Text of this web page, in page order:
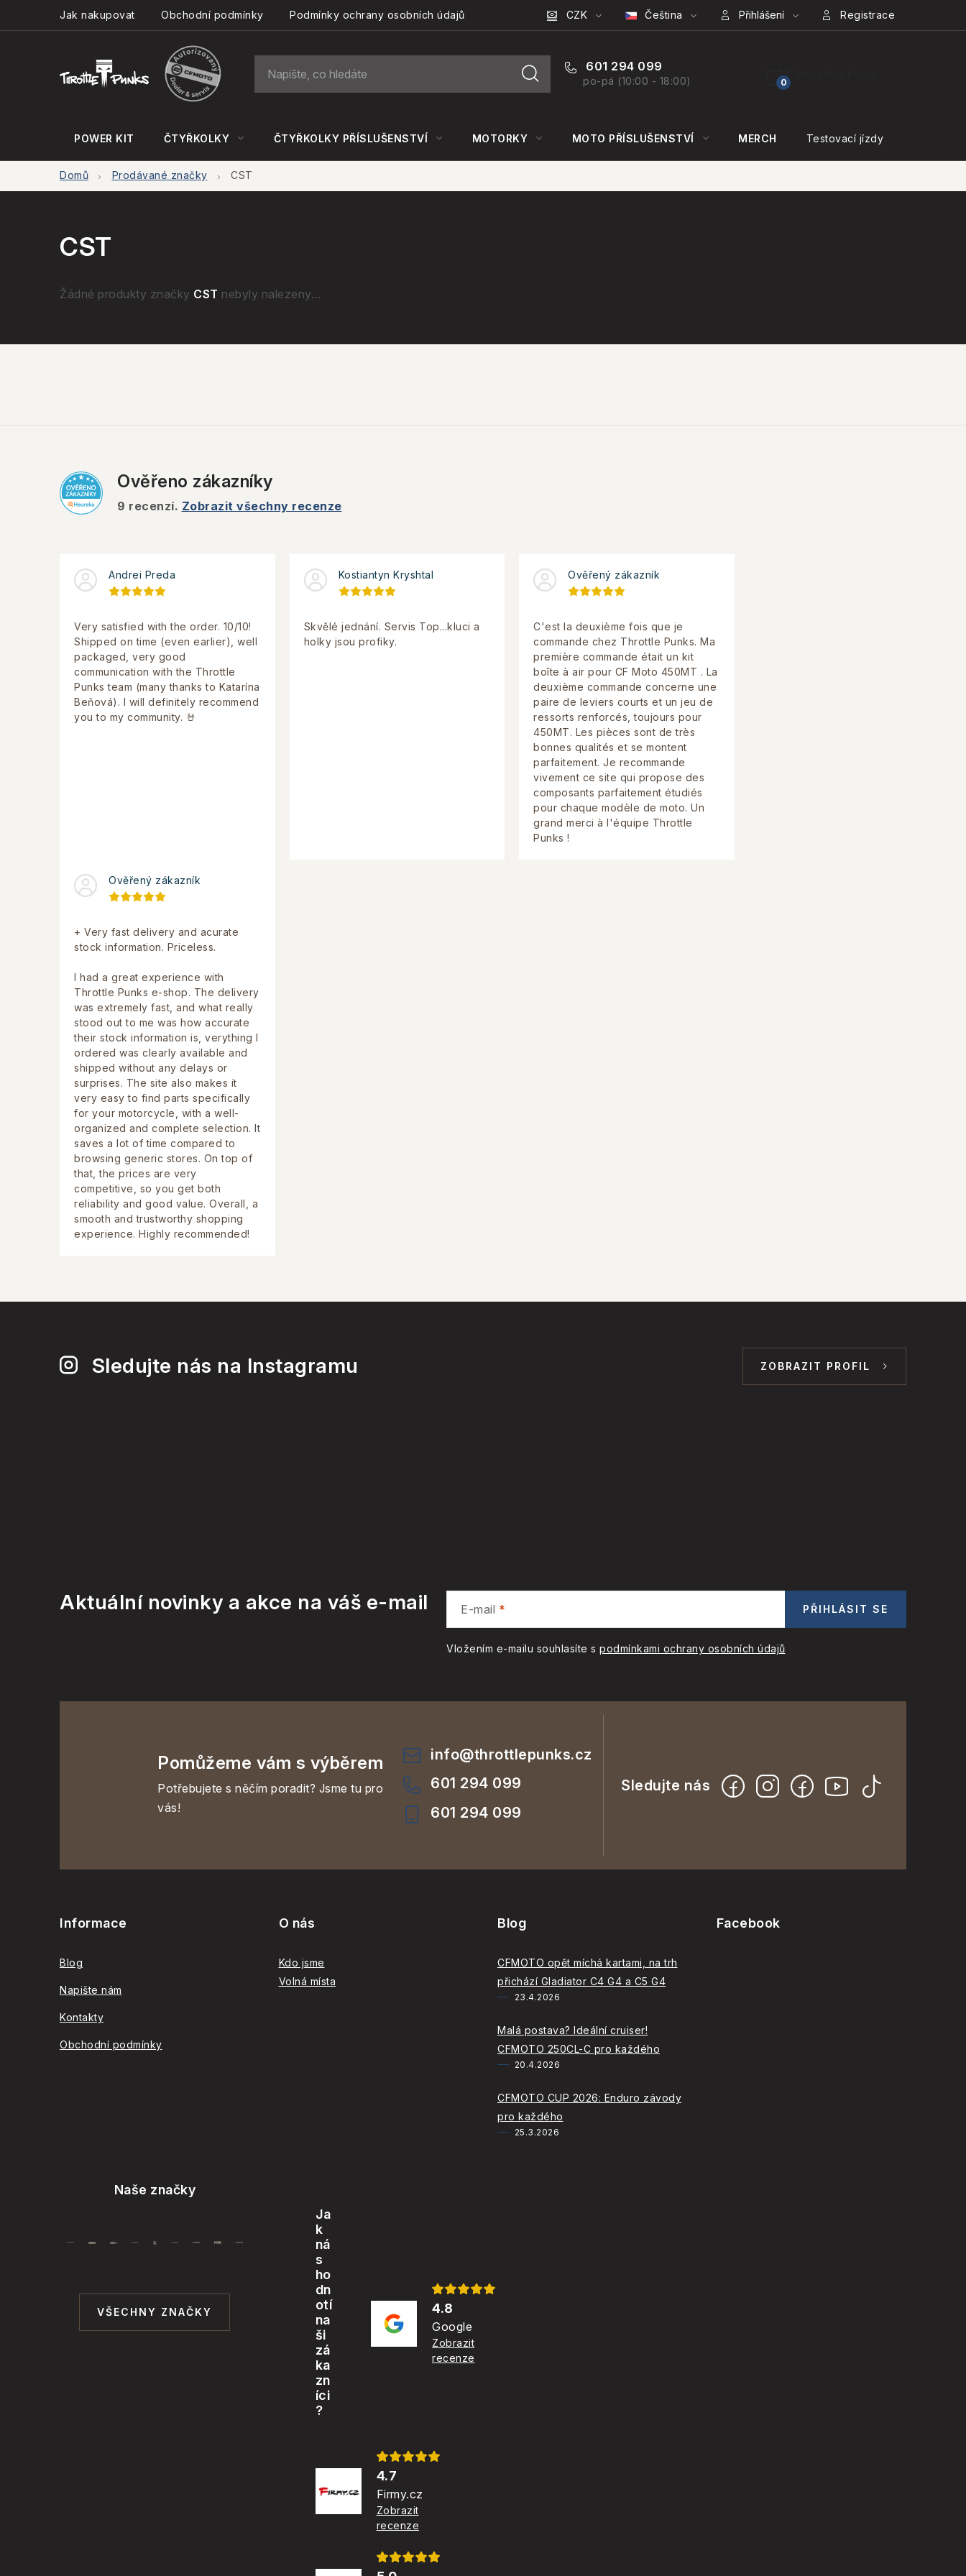
Jak nakupovat Obchodní podmínky Podmínky ochrany osobních údajů CZK Čeština Přihlášení Registrace
601 294 099
po-pá (10:00 - 18:00)
NÁKUPNÍ
POWER KIT ČTYŘKOLKY ČTYŘKOLKY PŘÍSLUŠENSTVÍ MOTORKY MOTO PŘÍSLUŠENSTVÍ MERCH Testovací jízdy
Domů Prodávané značky CST
CST
Žádné produkty značky CST nebyly nalezeny...
Ověřeno zákazníky
9 recenzí. Zobrazit všechny recenze
Andrei Preda
Very satisfied with the order. 10/10!
Shipped on time (even earlier), well
packaged, very good
communication with the Throttle
Punks team (many thanks to Katarína
Beňová). I will definitely recommend
you to my community. 🤘
Kostiantyn Kryshtal
Skvělé jednání. Servis Top...kluci a
holky jsou profiky.
Ověřený zákazník
C'est la deuxième fois que je
commande chez Throttle Punks. Ma
première commande était un kit
boîte à air pour CF Moto 450MT . La
deuxième commande concerne une
paire de leviers courts et un jeu de
ressorts renforcés, toujours pour
450MT. Les pièces sont de très
bonnes qualités et se montent
parfaitement. Je recommande
vivement ce site qui propose des
composants parfaitement étudiés
pour chaque modèle de moto. Un
grand merci à l'équipe Throttle
Punks !
Ověřený zákazník
+ Very fast delivery and acurate
stock information. Priceless.
I had a great experience with
Throttle Punks e-shop. The delivery
was extremely fast, and what really
stood out to me was how accurate
their stock information is, verything I
ordered was clearly available and
shipped without any delays or
surprises. The site also makes it
very easy to find parts specifically
for your motorcycle, with a well-
organized and complete selection. It
saves a lot of time compared to
browsing generic stores. On top of
that, the prices are very
competitive, so you get both
reliability and good value. Overall, a
smooth and trustworthy shopping
experience. Highly recommended!
Sledujte nás na Instagramu ZOBRAZIT PROFIL
Aktuální novinky a akce na váš e-mail E-mail
Vložením e-mailu souhlasíte s podmínkami ochrany osobních údajů
PŘIHLÁSIT SE
Pomůžeme vám s výběrem
Potřebujete s něčím poradit? Jsme tu pro
vás!
info@throttlepunks.cz
601 294 099
601 294 099
Informace
Blog
Napište nám
Kontakty
Obchodní podmínky
O nás
Kdo jsme
Volná místa
Blog
CFMOTO opět míchá kartami, na trh
přichází Gladiator C4 G4 a C5 G4
23.4.2026
Malá postava? Ideální cruiser!
CFMOTO 250CL-C pro každého
20.4.2026
CFMOTO CUP 2026: Enduro závody
pro každého
25.3.2026
Facebook
Naše značky
VŠECHNY ZNAČKY
Ja
k
ná
s
ho
dn
otí
na
ši
zá
ka
zn
íci
?
4.8
Google
Zobrazit
recenze
4.7
Firmy.cz
Zobrazit
recenze